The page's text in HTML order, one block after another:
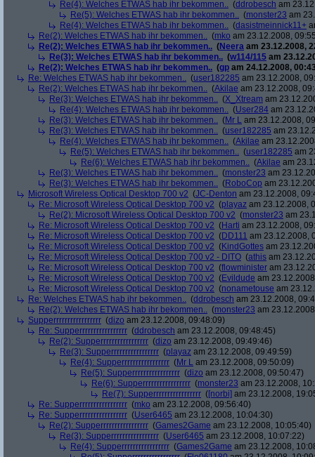
Re(4): Welches ETWAS hab ihr bekommen.. (ddrobesch am
Re(5): Welches ETWAS hab ihr bekommen.. (monster23 am
Re(4): Welches ETWAS hab ihr bekommen.. (dasistmeinnick11+
Re(2): Welches ETWAS hab ihr bekommen.. (mko am 23.12.2008,
Re(2): Welches ETWAS hab ihr bekommen.. (Neera am 23.12.2008,
Re(3): Welches ETWAS hab ihr bekommen.. (w114/115 am
Re(2): Welches ETWAS hab ihr bekommen.. (gp am 24.12.2008,
Re: Welches ETWAS hab ihr bekommen.. (user182285 am 23.12.2008,
Re(2): Welches ETWAS hab ihr bekommen.. (Akilae am 23.12.2008,
Re(3): Welches ETWAS hab ihr bekommen.. (X_Xtream am
Re(4): Welches ETWAS hab ihr bekommen.. (User284 am
Re(3): Welches ETWAS hab ihr bekommen.. (Mr L am 23.12.2008,
Re(3): Welches ETWAS hab ihr bekommen.. (user182285 am
Re(4): Welches ETWAS hab ihr bekommen.. (Akilae am
Re(5): Welches ETWAS hab ihr bekommen.. (user182285 am
Re(6): Welches ETWAS hab ihr bekommen.. (Akilae am
Re(3): Welches ETWAS hab ihr bekommen.. (monster23 am
Re(3): Welches ETWAS hab ihr bekommen.. (RoboCop am
Microsoft Wireless Optical Desktop 700 v2 (JC-Denton am 23.12.2008,
Re: Microsoft Wireless Optical Desktop 700 v2 (playaz am 23.12.2008,
Re(2): Microsoft Wireless Optical Desktop 700 v2 (monster23 am
Re: Microsoft Wireless Optical Desktop 700 v2 (Harti am 23.12.2008,
Re: Microsoft Wireless Optical Desktop 700 v2 (DD111 am 23.12.2008,
Re: Microsoft Wireless Optical Desktop 700 v2 (KindGottes am
Re: Microsoft Wireless Optical Desktop 700 v2 - DITO (athis am
Re: Microsoft Wireless Optical Desktop 700 v2 (flowminister am
Re: Microsoft Wireless Optical Desktop 700 v2 (Evildude am
Re: Microsoft Wireless Optical Desktop 700 v2 (nonametouse am
Re: Welches ETWAS hab ihr bekommen.. (ddrobesch am 23.12.2008,
Re(2): Welches ETWAS hab ihr bekommen.. (monster23 am
Supperrrrrrrrrrrrrrrrr (dizo am 23.12.2008, 09:48:09)
Re: Supperrrrrrrrrrrrrrrrr (ddrobesch am 23.12.2008, 09:48:45)
Re(2): Supperrrrrrrrrrrrrrrrr (dizo am 23.12.2008, 09:49:46)
Re(3): Supperrrrrrrrrrrrrrrrr (playaz am 23.12.2008, 09:49:59)
Re(4): Supperrrrrrrrrrrrrrrrr (Mr L am 23.12.2008, 09:50:09)
Re(5): Supperrrrrrrrrrrrrrrrr (dizo am 23.12.2008, 09:50:47)
Re(6): Supperrrrrrrrrrrrrrrrr (monster23 am 23.12.2008,
Re(7): Supperrrrrrrrrrrrrrrrr ([norbi] am 23.12.2008,
Re: Supperrrrrrrrrrrrrrrrr (mko am 23.12.2008, 09:56:40)
Re: Supperrrrrrrrrrrrrrrrr (User6465 am 23.12.2008, 10:04:30)
Re(2): Supperrrrrrrrrrrrrrrrr (Games2Game am 23.12.2008, 10:05:40)
Re(3): Supperrrrrrrrrrrrrrrrr (User6465 am 23.12.2008, 10:07:22)
Re(4): Supperrrrrrrrrrrrrrrrr (Games2Game am 23.12.2008,